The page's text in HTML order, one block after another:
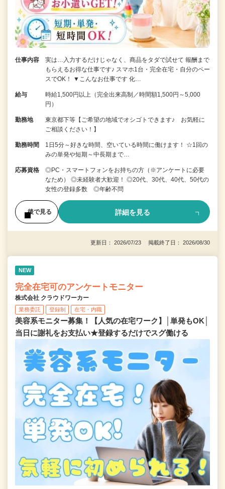
仕事内容
実は…入力するだけじゃなく、商品をタダで試せて 報酬まで
もらえるお得な仕事です♪ スマホ1台・完全在宅・自分のペー
スでOK！ ▼こんなお仕事です 化…
給与
時給1,500円以上（完全出来高制／時間額1,500円～5,000
円）
勤務地
東京都下等【ご希望の地域でオシゴトできます♪ お気軽に
ご相談ください！】
勤務時間
1日5分～好きな時間、空いている時間に働けます！ ☆1回の
みの単発や短期～中長期まで…
応募資格
◎PC・スマートフォンをお持ちの方（※アンケートに必要
なため） ◎未経験者大歓迎！ ◎20代、30代、40代、50代の
女性の登録多数 ◎年齢不問
後で見る 詳細を見る
更新日： 2026/07/23 掲載終了日： 2026/08/30
NEW
完全在宅可のアンケートモニター
株式会社 クラウドワーカー
業務委託 登録制 在宅・内職
美容系モニター募集！【人気の在宅ワーク】│単発もOK│
当日に謝礼をお支払い★登録するだけでスグ働ける